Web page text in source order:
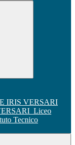
Liceo
Tecnico